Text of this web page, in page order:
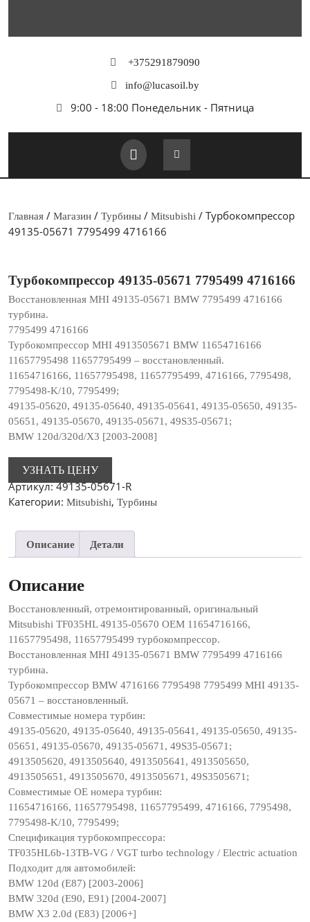
содержимому
+375291879090
info@lucasoil.by
9:00 - 18:00 Понедельник - Пятница
Кнопка
Открыть
Главная / Магазин / Турбины / Mitsubishi / Турбокомпрессор
49135-05671 7795499 4716166
Турбокомпрессор 49135-05671 7795499 4716166
Восстановленная MHI 49135-05671 BMW 7795499 4716166
турбина.
7795499 4716166
Турбокомпрессор MHI 4913505671 BMW 11654716166
11657795498 11657795499 – восстановленный.
11654716166, 11657795498, 11657795499, 4716166, 7795498,
7795498-K/10, 7795499;
49135-05620, 49135-05640, 49135-05641, 49135-05650, 49135-
05651, 49135-05670, 49135-05671, 49S35-05671;
BMW 120d/320d/X3 [2003-2008]
УЗНАТЬ ЦЕНУ
Артикул:49135-05671-R
Категории: Mitsubishi, Турбины
Описание Детали
Описание
Восстановленный, отремонтированный, оригинальный
Mitsubishi TF035HL 49135-05670 OEM 11654716166,
11657795498, 11657795499 турбокомпрессор.
Восстановленная MHI 49135-05671 BMW 7795499 4716166
турбина.
Турбокомпрессор BMW 4716166 7795498 7795499 MHI 49135-
05671 – восстановленный.
Совместимые номера турбин:
49135-05620, 49135-05640, 49135-05641, 49135-05650, 49135-
05651, 49135-05670, 49135-05671, 49S35-05671;
4913505620, 4913505640, 4913505641, 4913505650,
4913505651, 4913505670, 4913505671, 49S3505671;
Совместимые OE номера турбин:
11654716166, 11657795498, 11657795499, 4716166, 7795498,
7795498-K/10, 7795499;
Спецификация турбокомпрессора:
TF035HL6b-13TB-VG / VGT turbo technology / Electric actuation
Подходит для автомобилей:
BMW 120d (E87) [2003-2006]
BMW 320d (E90, E91) [2004-2007]
BMW X3 2.0d (E83) [2006+]